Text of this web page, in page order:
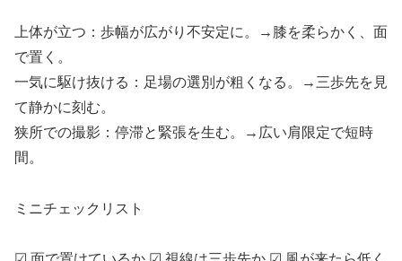
上体が立つ：歩幅が広がり不安定に。→膝を柔らかく、面
で置く。
一気に駆け抜ける：足場の選別が粗くなる。→三歩先を見
て静かに刻む。
狭所での撮影：停滞と緊張を生む。→広い肩限定で短時
間。
ミニチェックリスト